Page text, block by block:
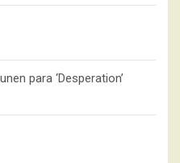
para ‘Desperation’